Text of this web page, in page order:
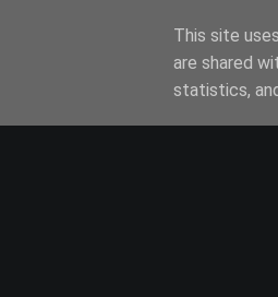
SERThis site
are shared
statistics,